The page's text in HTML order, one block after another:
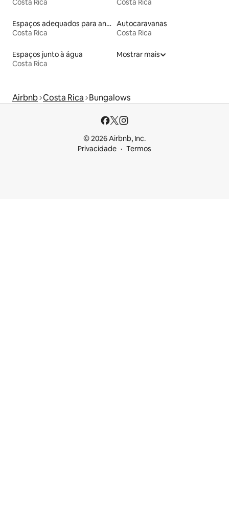
Costa Rica
Costa Rica
Espaços adequados para animais de estimação
Costa Rica
Autocaravanas
Costa Rica
Espaços junto à água
Costa Rica
Mostrar mais
Airbnb Costa Rica Bungalows
© 2026 Airbnb, Inc.
Privacidade
Termos